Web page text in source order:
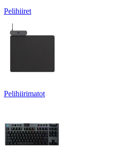
Pelihiiret
Pelihiirimatot